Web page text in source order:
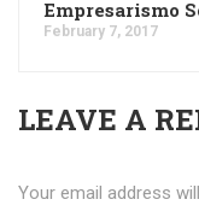
Empresarismo
February 7, 2017
LEAVE A
Your email address